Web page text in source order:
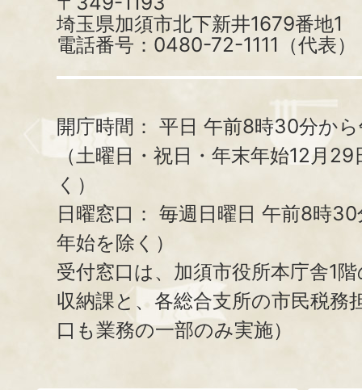
埼玉県加須市北下新井1679番地1
電話番号：0480-72-1111（代表）
開庁時間： 平日 午前8時30分か
（土曜日・祝日・年末年始12月
く）
日曜窓口： 毎週日曜日 午前8時
年始を除く）
受付窓口は、加須市役所本庁舎1
収納課と、 各総合支所の市民税務
口も業務の一部のみ実施）